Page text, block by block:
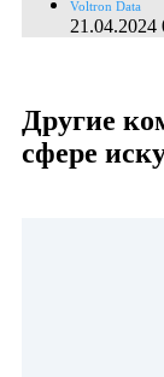
Voltron Data
21.04.2024
Другие
сфере